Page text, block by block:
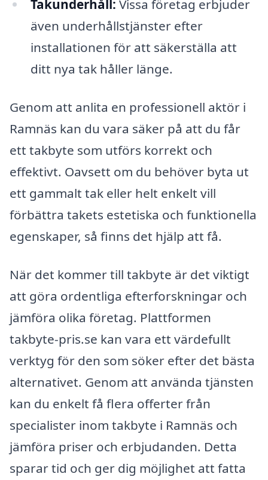
Takunderhåll: Vissa företag erbjuder
även underhållstjänster efter
installationen för att säkerställa att
ditt nya tak håller länge.
Genom att anlita en professionell aktör i
Ramnäs kan du vara säker på att du får
ett takbyte som utförs korrekt och
effektivt. Oavsett om du behöver byta ut
ett gammalt tak eller helt enkelt vill
förbättra takets estetiska och funktionella
egenskaper, så finns det hjälp att få.
När det kommer till takbyte är det viktigt
att göra ordentliga efterforskningar och
jämföra olika företag. Plattformen
takbyte-pris.se kan vara ett värdefullt
verktyg för den som söker efter det bästa
alternativet. Genom att använda tjänsten
kan du enkelt få flera offerter från
specialister inom takbyte i Ramnäs och
jämföra priser och erbjudanden. Detta
sparar tid och ger dig möjlighet att fatta